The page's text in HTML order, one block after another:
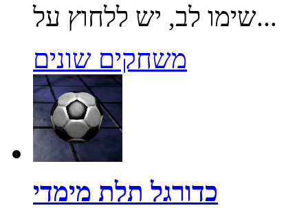
שימו לב, יש ללחוץ על...
משחקים שונים
כדורגל תלת מימדי